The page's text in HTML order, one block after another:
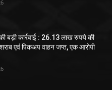
बड़ी कार्रवाई : 26.13 लाख रुपये की
एवं पिकअप वाहन जप्त, एक आरोपी